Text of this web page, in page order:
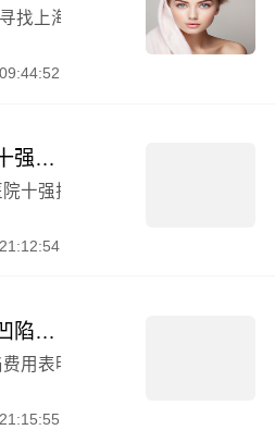
找上海蕞**的祛斑医生？别再犹
上海市脸颊祛斑医院十强排名**名单更新-上海幕正医疗美容外科上榜理由透明
十强排名**名单更新，上海市脸
上海市血清填充眼窝凹陷费用表明细全新曝光-上海市血清填充眼窝凹陷均价为10947元
费用表明细全新曝光！-上海市血